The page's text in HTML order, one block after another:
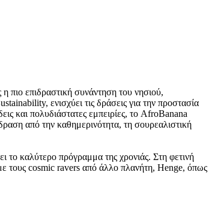
πιο επιδραστική συνάντηση του νησιού,
ενισχύει τις δράσεις για την προστασία
και πολυδιάστατες εμπειρίες, το AfroBanana
από την καθημερινότητα, τη σουρεαλιστική
το καλύτερο πρόγραμμα της χρονιάς. Στη φετινή
τους cosmic ravers από άλλο πλανήτη, Henge, όπως